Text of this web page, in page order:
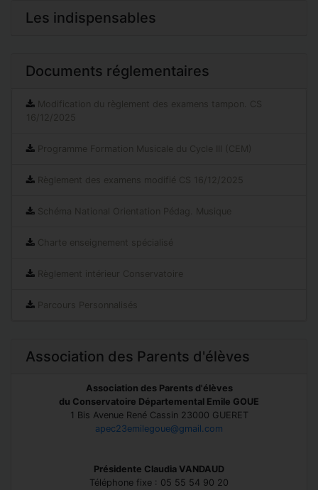
Les indispensables
Documents réglementaires
Modification du règlement des examens tampon. CS
16/12/2025
Programme Formation Musicale du Cycle III (CEM)
Règlement des examens modifié CS 16/12/2025
Schéma National Orientation Pédag. Musique
Charte enseignement spécialisé
Règlement intérieur Conservatoire
Parcours Personnalisés
Association des Parents d'élèves
Association des Parents d'élèves
du Conservatoire Départemental Emile GOUE
1 Bis Avenue René Cassin 23000 GUERET
apec23emilegoue@gmail.com
Présidente Claudia VANDAUD
Téléphone fixe : 05 55 54 90 20